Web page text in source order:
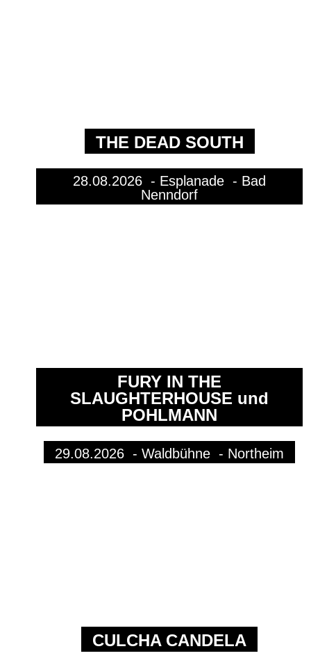
THE DEAD SOUTH
28.08.2026 - Esplanade - Bad
Nenndorf
FURY IN THE
SLAUGHTERHOUSE und
POHLMANN
29.08.2026 - Waldbühne - Northeim
CULCHA CANDELA